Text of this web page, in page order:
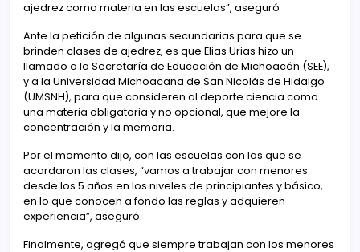
ajedrez como materia en las escuelas”, aseguró
Ante la petición de algunas secundarias para que se
brinden clases de ajedrez, es que Elias Urias hizo un
llamado a la Secretaría de Educación de Michoacán (SEE),
y a la Universidad Michoacana de San Nicolás de Hidalgo
(UMSNH), para que consideren al deporte ciencia como
una materia obligatoria y no opcional, que mejore la
concentración y la memoria.
Por el momento dijo, con las escuelas con las que se
acordaron las clases, “vamos a trabajar con menores
desde los 5 años en los niveles de principiantes y básico,
en lo que conocen a fondo las reglas y adquieren
experiencia”, aseguró.
Finalmente, agregó que siempre trabajan con los menores